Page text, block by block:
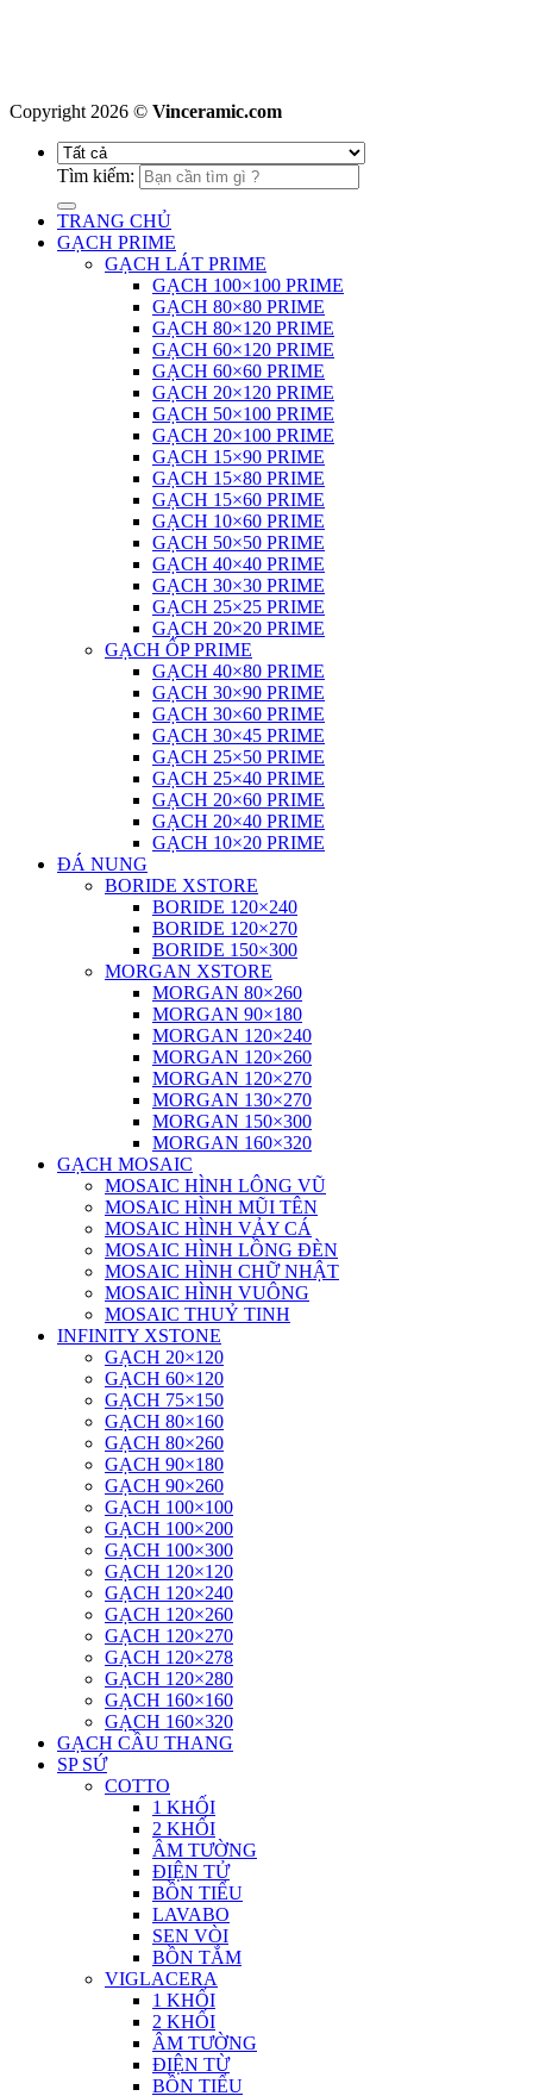
Copyright 2026 © Vinceramic.com
Tìm kiếm:
TRANG CHỦ
GẠCH PRIME
GẠCH LÁT PRIME
GẠCH 100×100 PRIME
GẠCH 80×80 PRIME
GẠCH 80×120 PRIME
GẠCH 60×120 PRIME
GẠCH 60×60 PRIME
GẠCH 20×120 PRIME
GẠCH 50×100 PRIME
GẠCH 20×100 PRIME
GẠCH 15×90 PRIME
GẠCH 15×80 PRIME
GẠCH 15×60 PRIME
GẠCH 10×60 PRIME
GẠCH 50×50 PRIME
GẠCH 40×40 PRIME
GẠCH 30×30 PRIME
GẠCH 25×25 PRIME
GẠCH 20×20 PRIME
GẠCH ỐP PRIME
GẠCH 40×80 PRIME
GẠCH 30×90 PRIME
GẠCH 30×60 PRIME
GẠCH 30×45 PRIME
GẠCH 25×50 PRIME
GẠCH 25×40 PRIME
GẠCH 20×60 PRIME
GẠCH 20×40 PRIME
GẠCH 10×20 PRIME
ĐÁ NUNG
BORIDE XSTORE
BORIDE 120×240
BORIDE 120×270
BORIDE 150×300
MORGAN XSTORE
MORGAN 80×260
MORGAN 90×180
MORGAN 120×240
MORGAN 120×260
MORGAN 120×270
MORGAN 130×270
MORGAN 150×300
MORGAN 160×320
GẠCH MOSAIC
MOSAIC HÌNH LÔNG VŨ
MOSAIC HÌNH MŨI TÊN
MOSAIC HÌNH VẢY CÁ
MOSAIC HÌNH LỒNG ĐÈN
MOSAIC HÌNH CHỮ NHẬT
MOSAIC HÌNH VUÔNG
MOSAIC THUỶ TINH
INFINITY XSTONE
GẠCH 20×120
GẠCH 60×120
GẠCH 75×150
GẠCH 80×160
GẠCH 80×260
GẠCH 90×180
GẠCH 90×260
GẠCH 100×100
GẠCH 100×200
GẠCH 100×300
GẠCH 120×120
GẠCH 120×240
GẠCH 120×260
GẠCH 120×270
GẠCH 120×278
GẠCH 120×280
GẠCH 160×160
GẠCH 160×320
GẠCH CẦU THANG
SP SỨ
COTTO
1 KHỐI
2 KHỐI
ÂM TƯỜNG
ĐIỆN TỬ
BỒN TIỂU
LAVABO
SEN VÒI
BỒN TẮM
VIGLACERA
1 KHỐI
2 KHỐI
ÂM TƯỜNG
ĐIỆN TỪ
BỒN TIỂU